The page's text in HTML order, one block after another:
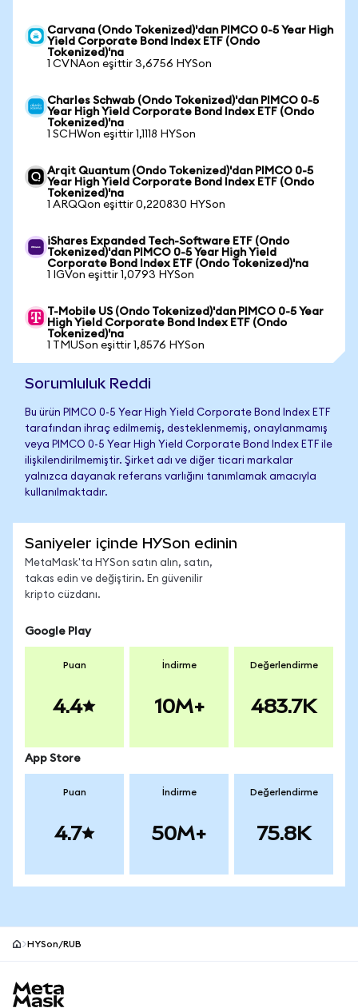
Carvana (Ondo Tokenized)'dan PIMCO 0-5 Year High
Yield Corporate Bond Index ETF (Ondo
Tokenized)'na
1 CVNAon eşittir 3,6756 HYSon
Charles Schwab (Ondo Tokenized)'dan PIMCO 0-5
Year High Yield Corporate Bond Index ETF (Ondo
Tokenized)'na
1 SCHWon eşittir 1,1118 HYSon
Arqit Quantum (Ondo Tokenized)'dan PIMCO 0-5
Year High Yield Corporate Bond Index ETF (Ondo
Tokenized)'na
1 ARQQon eşittir 0,220830 HYSon
iShares Expanded Tech-Software ETF (Ondo
Tokenized)'dan PIMCO 0-5 Year High Yield
Corporate Bond Index ETF (Ondo Tokenized)'na
1 IGVon eşittir 1,0793 HYSon
T-Mobile US (Ondo Tokenized)'dan PIMCO 0-5 Year
High Yield Corporate Bond Index ETF (Ondo
Tokenized)'na
1 TMUSon eşittir 1,8576 HYSon
Sorumluluk Reddi
Bu ürün PIMCO 0-5 Year High Yield Corporate Bond Index ETF
tarafından ihraç edilmemiş, desteklenmemiş, onaylanmamış
veya PIMCO 0-5 Year High Yield Corporate Bond Index ETF ile
ilişkilendirilmemiştir. Şirket adı ve diğer ticari markalar
yalnızca dayanak referans varlığını tanımlamak amacıyla
kullanılmaktadır.
Saniyeler içinde HYSon edinin
MetaMask'ta HYSon satın alın, satın,
takas edin ve değiştirin. En güvenilir
kripto cüzdanı.
Google Play
Puan
4.4
İndirme
10M+
Değerlendirme
483.7K
App Store
Puan
4.7
İndirme
50M+
Değerlendirme
75.8K
HYSon/RUB